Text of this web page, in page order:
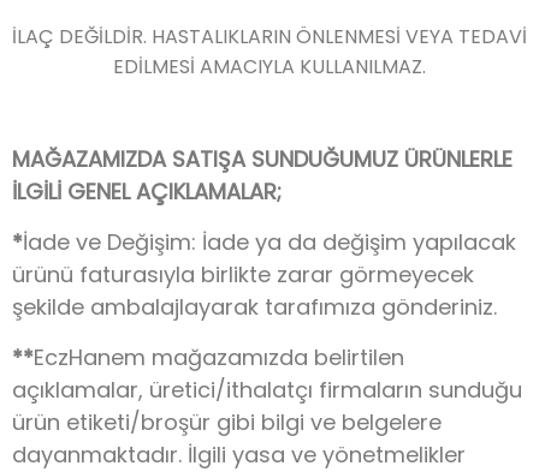
İLAÇ DEĞİLDİR. HASTALIKLARIN ÖNLENMESİ VEYA TEDAVİ
EDİLMESİ AMACIYLA KULLANILMAZ.
MAĞAZAMIZDA SATIŞA SUNDUĞUMUZ ÜRÜNLERLE
İLGİLİ GENEL AÇIKLAMALAR;
*İade ve Değişim: İade ya da değişim yapılacak
ürünü faturasıyla birlikte zarar görmeyecek
şekilde ambalajlayarak tarafımıza gönderiniz.
**EczHanem mağazamızda belirtilen
açıklamalar, üretici/ithalatçı firmaların sunduğu
ürün etiketi/broşür gibi bilgi ve belgelere
dayanmaktadır. İlgili yasa ve yönetmelikler